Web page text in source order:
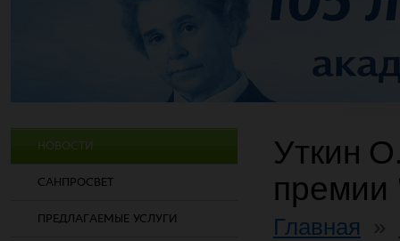
НОВОСТИ
САНПРОСВЕТ
ПРЕДЛАГАЕМЫЕ УСЛУГИ
Уткин
премии
Главная